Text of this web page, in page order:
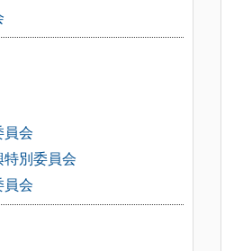
員会
特別委員会
員会